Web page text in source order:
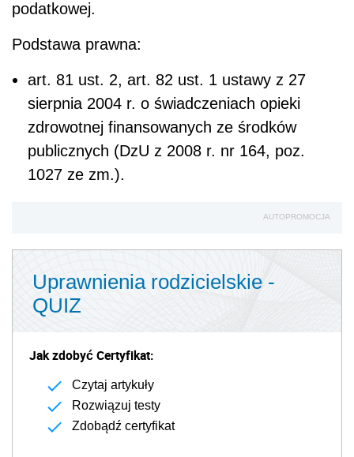
podatkowej.
Podstawa prawna:
art. 81 ust. 2, art. 82 ust. 1 ustawy z 27
sierpnia 2004 r. o świadczeniach opieki
zdrowotnej finansowanych ze środków
publicznych (DzU z 2008 r. nr 164, poz.
1027 ze zm.).
AUTOPROMOCJA
Uprawnienia rodzicielskie -
QUIZ
Jak zdobyć Certyfikat:
Czytaj artykuły
Rozwiązuj testy
Zdobądź certyfikat